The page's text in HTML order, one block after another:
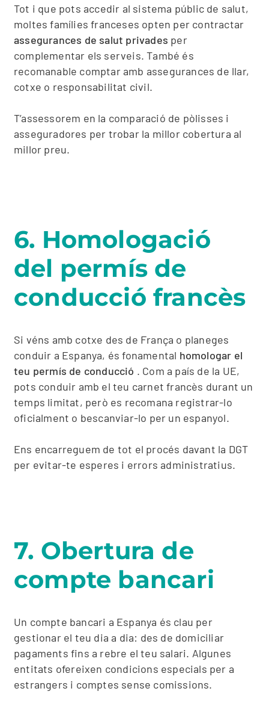
Tot i que pots accedir al sistema públic de salut,
moltes famílies franceses opten per contractar
assegurances de salut privades per
complementar els serveis. També és
recomanable comptar amb assegurances de llar,
cotxe o responsabilitat civil.
T’assessorem en la comparació de pòlisses i
asseguradores per trobar la millor cobertura al
millor preu.
6. Homologació
del permís de
conducció francès
Si véns amb cotxe des de França o planeges
conduir a Espanya, és fonamental homologar el
teu permís de conducció . Com a país de la UE,
pots conduir amb el teu carnet francès durant un
temps limitat, però es recomana registrar-lo
oficialment o bescanviar-lo per un espanyol.
Ens encarreguem de tot el procés davant la DGT
per evitar-te esperes i errors administratius.
7. Obertura de
compte bancari
Un compte bancari a Espanya és clau per
gestionar el teu dia a dia: des de domiciliar
pagaments fins a rebre el teu salari. Algunes
entitats ofereixen condicions especials per a
estrangers i comptes sense comissions.